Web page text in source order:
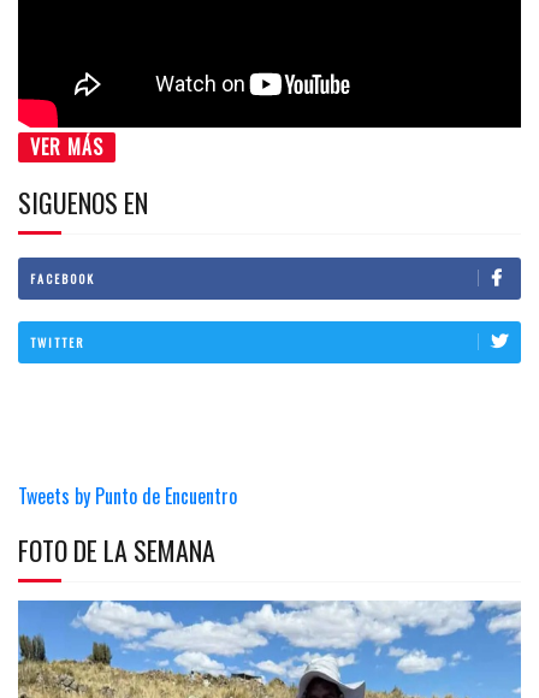
VER MÁS
SIGUENOS EN
FACEBOOK
TWITTER
Tweets by Punto de Encuentro
FOTO DE LA SEMANA